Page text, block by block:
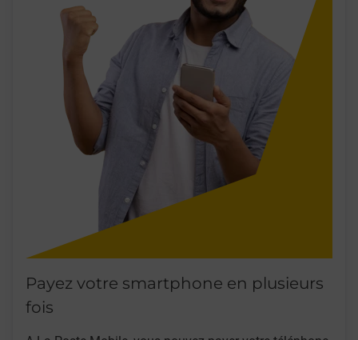
Payez votre smartphone en plusieurs
fois